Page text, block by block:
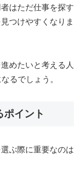
はただ仕事を探す
つけやすくなりま
めたいと考える人
るでしょう。
イント
ぶ際に重要なのは